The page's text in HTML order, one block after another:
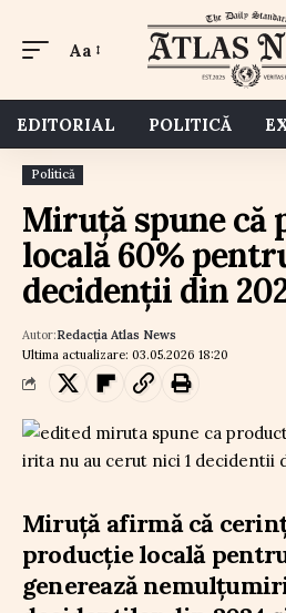
Aa
EDITORIAL POLITICĂ
Politică
Miruță spune că
locală 60%
decidenții din
Ultima actualizare: 03.05.2026 18:20
Autor:Redacția Atlas News
Miruță afirmă că
producție locală
generează